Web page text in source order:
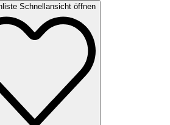
Schnellansicht öffnen